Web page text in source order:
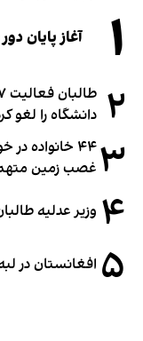
۱ آغاز پایان
۲ دانشگاه را لغو
۳
۴۴ خانواده
غصب زمین
۴ وزیر عدلیه
۵ افغانستان در